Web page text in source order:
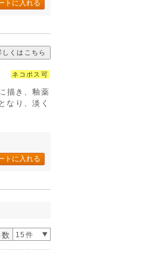
しくはこちら
ネコポス可
描き、釉薬
なり、淡く
15件